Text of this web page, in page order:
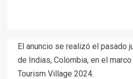
El anuncio se realizó el pasado
de Indias, Colombia, en el
Tourism Village 2024.